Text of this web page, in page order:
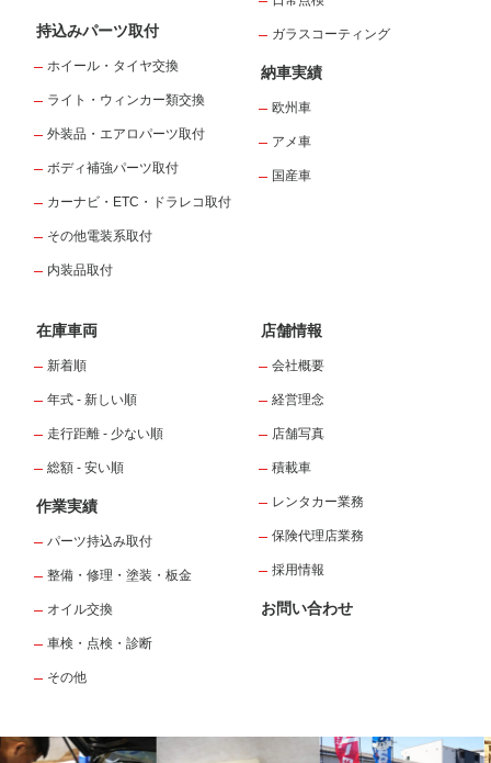
持込みパーツ取付
ホイール・タイヤ交換
ライト・ウィンカー類交換
外装品・エアロパーツ取付
ボディ補強パーツ取付
カーナビ・ETC・ドラレコ取付
その他電装系取付
内装品取付
ガラスコーティング
納車実績
欧州車
アメ車
国産車
在庫車両
新着順
年式 - 新しい順
走行距離 - 少ない順
総額 - 安い順
作業実績
パーツ持込み取付
整備・修理・塗装・板金
オイル交換
車検・点検・診断
その他
店舗情報
会社概要
経営理念
店舗写真
積載車
レンタカー業務
保険代理店業務
採用情報
お問い合わせ